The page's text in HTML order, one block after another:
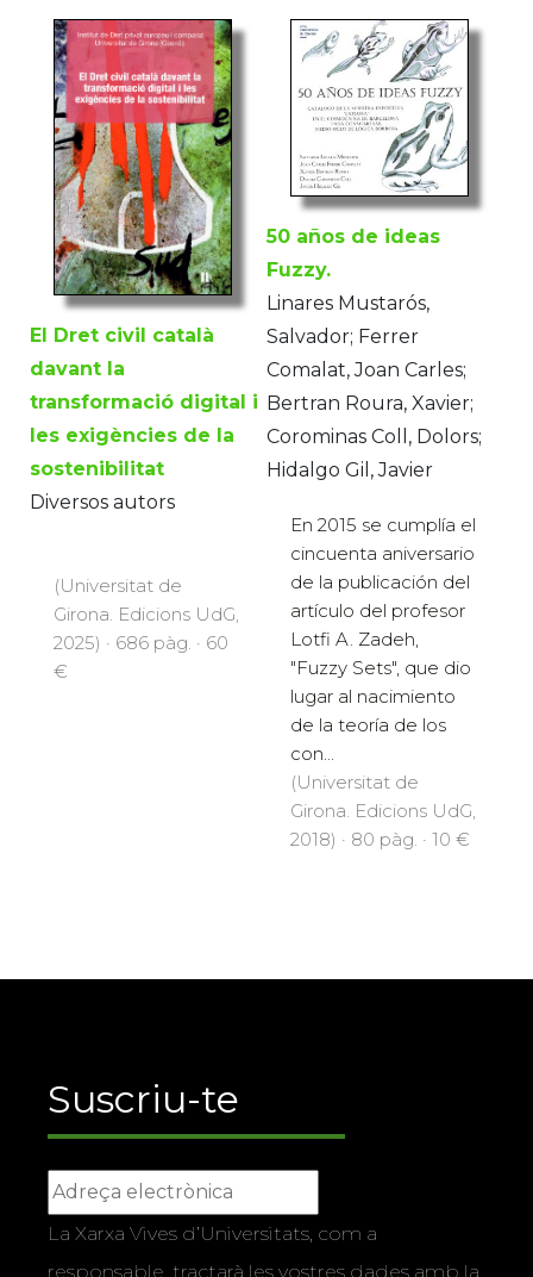
El Dret civil català
davant la
transformació digital i
les exigències de la
sostenibilitat
Diversos autors
(Universitat de
Girona. Edicions UdG,
2025) · 686 pàg. · 60
€
50 años de ideas
Fuzzy.
Linares Mustarós,
Salvador; Ferrer
Comalat, Joan Carles;
Bertran Roura, Xavier;
Corominas Coll, Dolors;
Hidalgo Gil, Javier
En 2015 se cumplía el
cincuenta aniversario
de la publicación del
artículo del profesor
Lotfi A. Zadeh,
"Fuzzy Sets", que dio
lugar al nacimiento
de la teoría de los
con...
(Universitat de
Girona. Edicions UdG,
2018) · 80 pàg. · 10 €
Suscriu-te
La Xarxa Vives d’Universitats, com a
responsable, tractarà les vostres dades amb la